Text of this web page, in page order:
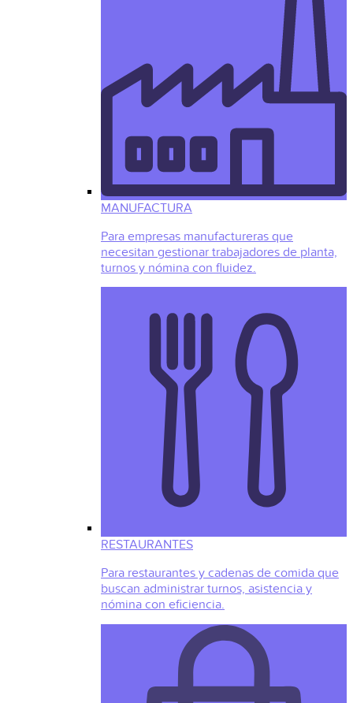
MANUFACTURA
Para empresas manufactureras que
necesitan gestionar trabajadores de planta,
turnos y nómina con fluidez.
RESTAURANTES
Para restaurantes y cadenas de comida que
buscan administrar turnos, asistencia y
nómina con eficiencia.